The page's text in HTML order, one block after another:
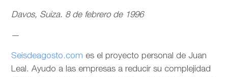
Davos, Suiza. 8 de febrero de 1996
—
Seisdeagosto.com es el proyecto personal de Juan
Leal. Ayudo a las empresas a reducir su complejidad